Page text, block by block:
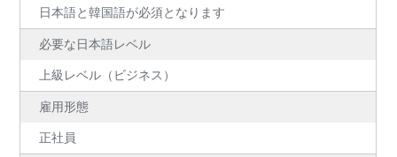
日本語と韓国語が必須となります
必要な日本語レベル
上級レベル（ビジネス）
雇用形態
正社員